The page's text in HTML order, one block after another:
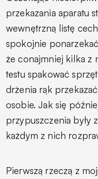
przekazania aparatu
wewnętrzną listę
spokojnie
że conajmniej kilka z
testu spakować
drżenia rąk
osobie. Jak się
przypuszczenia były
każdym z nich
Pierwszą rzeczą z